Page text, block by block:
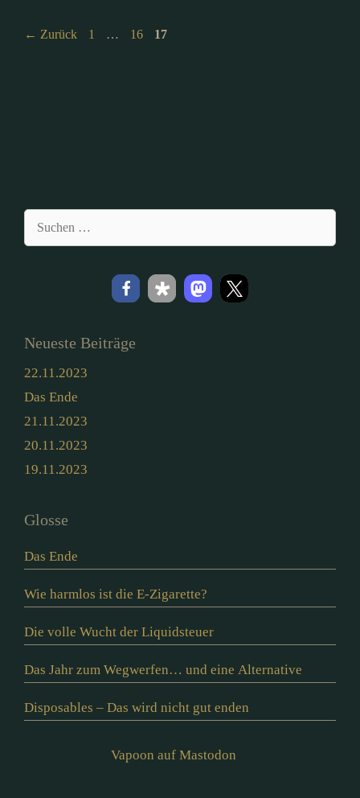
← Zurück Seite
1 … Seite
16 Seite
17
Neueste Beiträge
22.11.2023
Das Ende
21.11.2023
20.11.2023
19.11.2023
Glosse
Das Ende
Wie harmlos ist die E-Zigarette?
Die volle Wucht der Liquidsteuer
Das Jahr zum Wegwerfen… und eine Alternative
Disposables – Das wird nicht gut enden
Vapoon auf Mastodon